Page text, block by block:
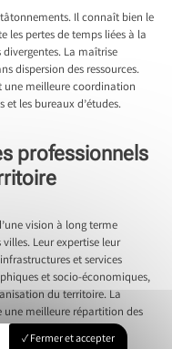
Il connaît bien le
les pertes de temps liées à la
La maîtrise
dispersion des ressources.
une meilleure coordination
et les bureaux d’études.
professionnels
vision à long terme
Leur expertise leur
et services
et socio-économiques,
du territoire. La
meilleure répartition des
Fermer et accepter